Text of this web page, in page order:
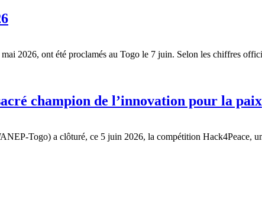
2026, ont été proclamés au Togo le 7 juin. Selon les chiffres
champion de l’innovation pour la paix
Togo) a clôturé, ce 5 juin 2026, la compétition Hack4Peace,